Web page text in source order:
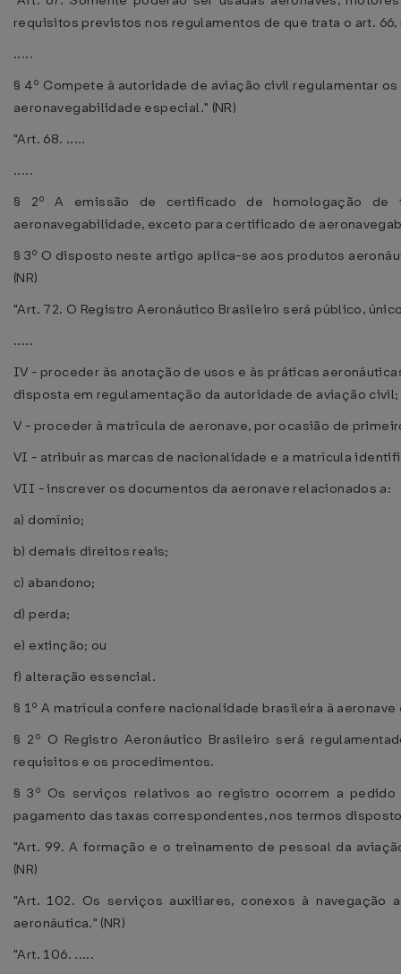
requisitos previstos nos regulamentos de que trata o art.
.....
§ 4º Compete à autoridade de aviação civil regulamentar
aeronavegabilidade especial." (NR)
"Art. 68. .....
.....
§ 2º A emissão de certificado de homologação
aeronavegabilidade, exceto para certificado de
§ 3º O disposto neste artigo aplica-se aos produtos
(NR)
"Art. 72. O Registro Aeronáutico Brasileiro será público,
.....
IV - proceder às anotação de usos e às práticas
disposta em regulamentação da autoridade de aviação civil;
V - proceder à matrícula de aeronave, por ocasião de
VI - atribuir as marcas de nacionalidade e a matrícula
VII - inscrever os documentos da aeronave relacionados a:
a) domínio;
b) demais direitos reais;
c) abandono;
d) perda;
e) extinção; ou
f) alteração essencial.
§ 1º A matrícula confere nacionalidade brasileira à
§ 2º O Registro Aeronáutico Brasileiro será
requisitos e os procedimentos.
§ 3º Os serviços relativos ao registro ocorrem a
pagamento das taxas correspondentes, nos termos
"Art. 99. A formação e o treinamento de pessoal da
(NR)
"Art. 102. Os serviços auxiliares, conexos à navegação
aeronáutica." (NR)
"Art. 106. .....